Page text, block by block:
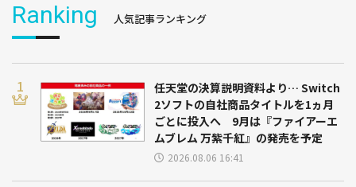
Ranking 人気記事ランキング
任天堂の決算説明資料より… Switch
2ソフトの自社商品タイトルを1ヵ月
ごとに投入へ 9月は『ファイアーエ
ムブレム 万紫千紅』の発売を予定
2026.08.06 16:41